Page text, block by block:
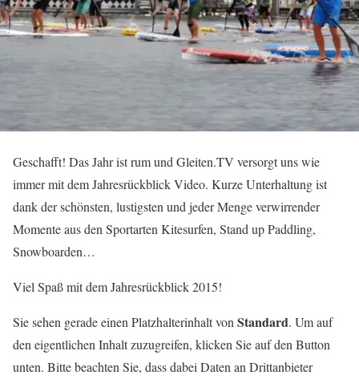
Geschafft! Das Jahr ist rum und Gleiten.TV versorgt uns wie
immer mit dem Jahresrückblick Video. Kurze Unterhaltung ist
dank der schönsten, lustigsten und jeder Menge verwirrender
Momente aus den Sportarten Kitesurfen, Stand up Paddling,
Snowboarden…
Viel Spaß mit dem Jahresrückblick 2015!
Sie sehen gerade einen Platzhalterinhalt von Standard. Um auf
den eigentlichen Inhalt zuzugreifen, klicken Sie auf den Button
unten. Bitte beachten Sie, dass dabei Daten an Drittanbieter